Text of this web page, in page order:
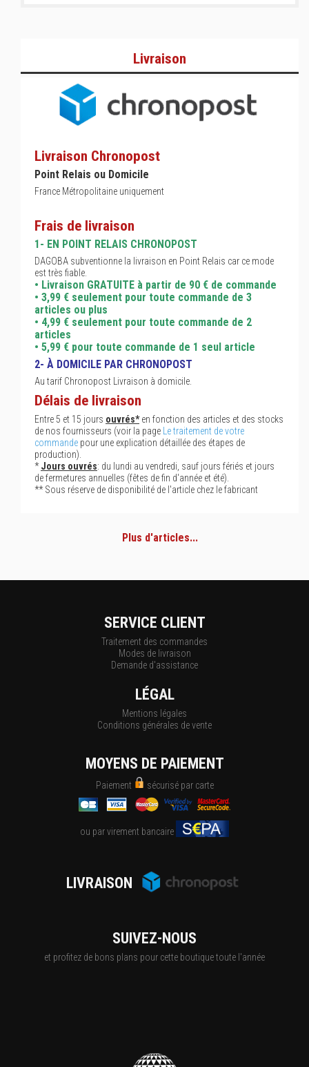
Livraison
Livraison Chronopost
Point Relais ou Domicile
France Métropolitaine uniquement
Frais de livraison
1- EN POINT RELAIS CHRONOPOST
DAGOBA subventionne la livraison en Point Relais car ce mode
est très fiable.
• Livraison GRATUITE à partir de 90 € de commande
• 3,99 € seulement pour toute commande de 3
articles ou plus
• 4,99 € seulement pour toute commande de 2
articles
• 5,99 € pour toute commande de 1 seul article
2- À DOMICILE PAR CHRONOPOST
Au tarif Chronopost Livraison à domicile.
Délais de livraison
Entre 5 et 15 jours ouvrés*en fonction des articles et des stocks
de nos fournisseurs (voir la page
Le traitement de votre
commande pour une explication détaillée des étapes de
production).
*Jours ouvrés: du lundi au vendredi, sauf jours fériés et jours
de fermetures annuelles (fêtes de fin d'année et été).
** Sous réserve de disponibilité de l'article chez le fabricant
Plus d'articles...
SERVICE CLIENT
Traitement des commandes
Modes de livraison
Demande d'assistance
LÉGAL
Mentions légales
Conditions générales de vente
MOYENS DE PAIEMENT
Paiement sécurisé par carte
ou par virement bancaire
LIVRAISON
SUIVEZ-NOUS
et profitez de bons plans pour cette boutique toute l'année